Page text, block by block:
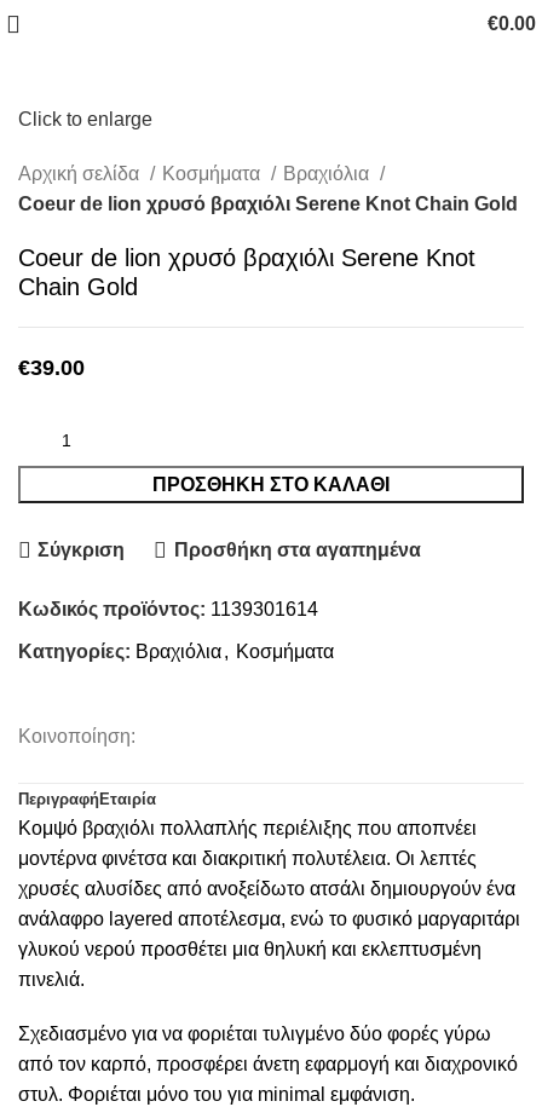
€0.00
Click to enlarge
Αρχική σελίδα Κοσμήματα
Βραχιόλια
Coeur de lion χρυσό βραχιόλι Serene Knot Chain Gold
Coeur de lion χρυσό βραχιόλι Serene Knot
Chain Gold
€39.00
ΠΡΟΣΘΉΚΗ ΣΤΟ ΚΑΛΆΘΙ
Σύγκριση Προσθήκη στα αγαπημένα
Κωδικός προϊόντος: 1139301614
Κατηγορίες: Βραχιόλια, Κοσμήματα
Κοινοποίηση:
ΠεριγραφήΕταιρία
Κομψό βραχιόλι πολλαπλής περιέλιξης που αποπνέει
μοντέρνα φινέτσα και διακριτική πολυτέλεια. Οι λεπτές
χρυσές αλυσίδες από ανοξείδωτο ατσάλι δημιουργούν ένα
ανάλαφρο layered αποτέλεσμα, ενώ το φυσικό μαργαριτάρι
γλυκού νερού προσθέτει μια θηλυκή και εκλεπτυσμένη
πινελιά.
Σχεδιασμένο για να φοριέται τυλιγμένο δύο φορές γύρω
από τον καρπό, προσφέρει άνετη εφαρμογή και διαχρονικό
στυλ. Φοριέται μόνο του για minimal εμφάνιση.